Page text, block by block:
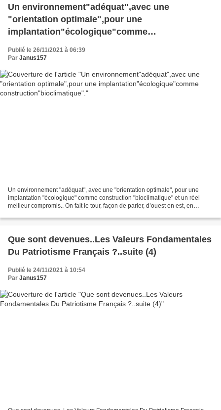
Un environnement"adéquat",avec une
"orientation optimale",pour une
implantation"écologique"comme
Publié le 26/11/2021 à 06:39
Par Janus157
Un environnement "adéquat", avec une "orientation optimale", pour une
implantation "écologique" comme construction "bioclimatique" et un réel
meilleur compromis.. On fait le tour, façon de parler, d’ouest en est, en
Que sont devenues..Les Valeurs Fondamentales
Du Patriotisme Français ?..suite (4)
Publié le 24/11/2021 à 10:54
Par Janus157